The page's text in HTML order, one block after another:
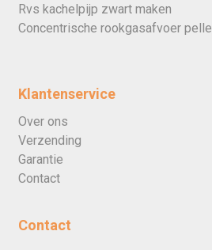
Rvs kachelpijp zwart maken
Concentrische rookgasafvoer
Klantenservice
Over ons
Verzending
Garantie
Contact
Contact